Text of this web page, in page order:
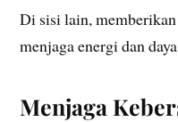
Di sisi lain,
menjaga energi dan
Menjaga